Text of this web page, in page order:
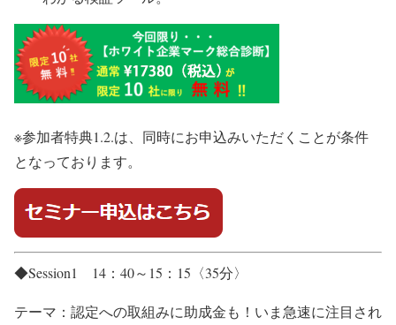
※参加者特典1.2.は、同時にお申込みいただくことが条件
となっております。
◆Session1 14：40～15：15〈35分〉
テーマ：認定への取組みに助成金も！いま急速に注目され